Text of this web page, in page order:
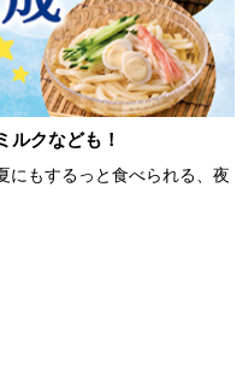
クなども！
にもするっと食べられる、夜